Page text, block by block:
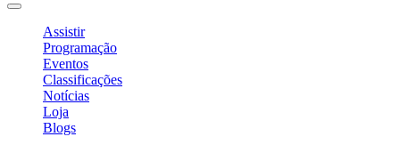
Assistir
Programação
Eventos
Classificações
Notícias
Loja
Blogs